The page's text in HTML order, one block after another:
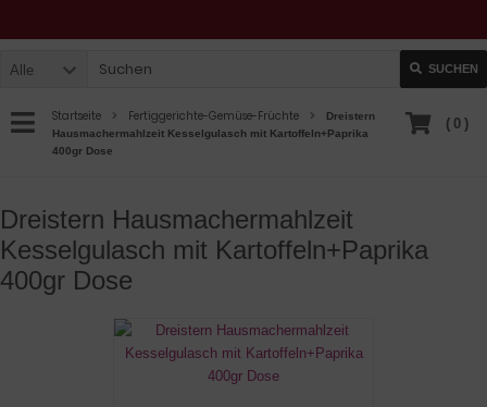
Alle SUCHEN
( 0 )
Startseite Fertiggerichte-Gemüse-Früchte
Dreistern
Hausmachermahlzeit Kesselgulasch mit Kartoffeln+Paprika
400gr Dose
Dreistern Hausmachermahlzeit
Kesselgulasch mit Kartoffeln+Paprika
400gr Dose